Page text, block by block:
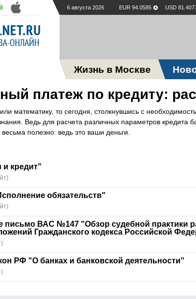
6 августа 2026 EUR 94.0585 USD
Жизнь в Москве
платеж по кредиту:
математику, то сегодня, столкнувшись с
Ведь для расчета различных параметров кредита
полезно: ведь это ваши деньги.
и кредит"
обязательств"
ВАС №147 "Обзор судебной практики
Гражданского кодекса Российской
РФ "О банках и банковской деятельности"